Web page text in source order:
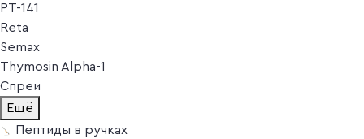
PT-141
Reta
Semax
Thymosin Alpha-1
Спреи
Ещё
Пептиды в ручках